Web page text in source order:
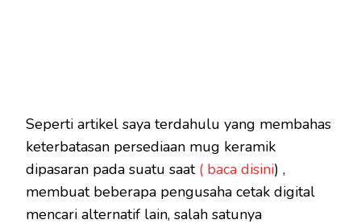
Seperti artikel saya terdahulu yang membahas
keterbatasan persediaan mug keramik
dipasaran pada suatu saat ( baca disini) ,
membuat beberapa pengusaha cetak digital
mencari alternatif lain, salah satunya